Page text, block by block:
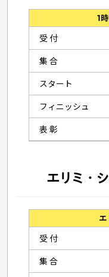
1
受 付
集 合
スタート
フィニッシュ
表 彰
エリミ・
エ
受 付
集 合